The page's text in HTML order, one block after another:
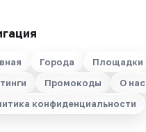
Города Площадки
Промокоды О нас
конфиденциальности